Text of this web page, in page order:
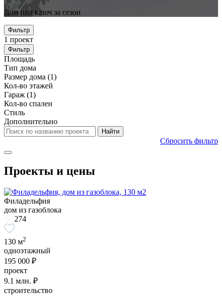
Дом под ключ за сезон
Фильтр
1 проект
Фильтр
Площадь
Тип дома
Размер дома (1)
Кол-во этажей
Гараж (1)
Кол-во спален
Стиль
Дополнительно
Сбросить фильтр
Проекты и цены
Филадельфия
дом из газоблока
274
130 м2
одноэтажный
195 000 ₽
проект
9.1 млн. ₽
строительство